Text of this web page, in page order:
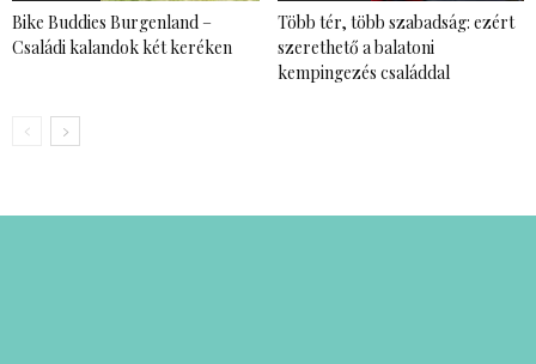
Bike Buddies Burgenland –
Családi kalandok két keréken
Több tér, több szabadság: ezért
szerethető a balatoni
kempingezés családdal